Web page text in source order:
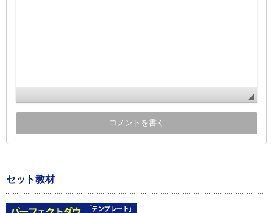
セット教材